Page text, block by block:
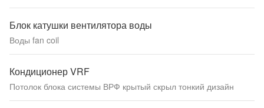
Блок катушки вентилятора воды
Воды fan coil
Кондиционер VRF
Потолок блока системы ВРФ крытый скрыл тонкий дизайн